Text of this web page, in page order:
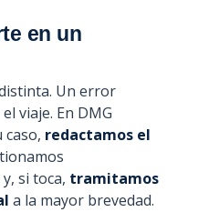
en un
Un error
viaje. En DMG
redactamos el
si toca, tramitamos
a la mayor brevedad.